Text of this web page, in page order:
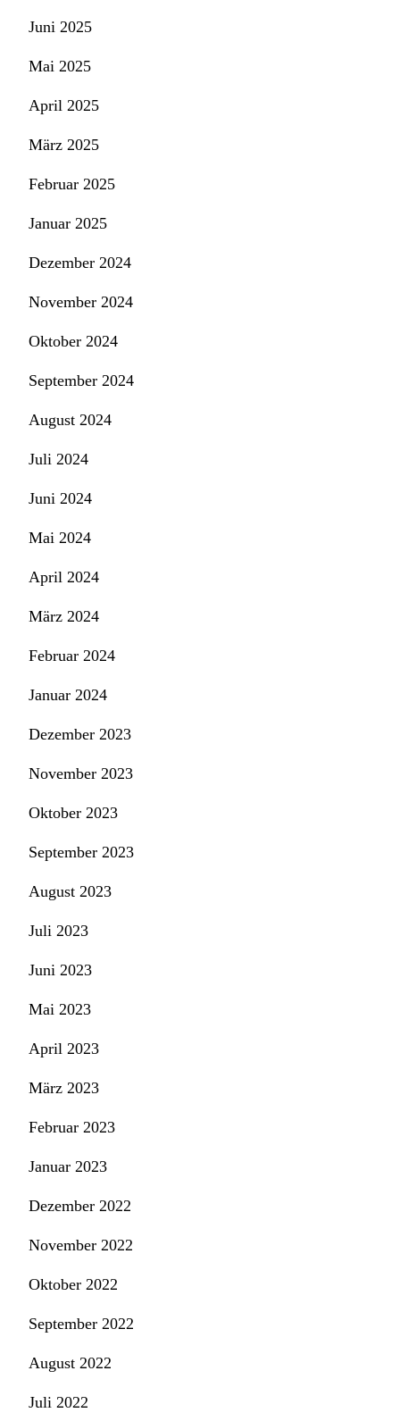
Juni 2025
Mai 2025
April 2025
März 2025
Februar 2025
Januar 2025
Dezember 2024
November 2024
Oktober 2024
September 2024
August 2024
Juli 2024
Juni 2024
Mai 2024
April 2024
März 2024
Februar 2024
Januar 2024
Dezember 2023
November 2023
Oktober 2023
September 2023
August 2023
Juli 2023
Juni 2023
Mai 2023
April 2023
März 2023
Februar 2023
Januar 2023
Dezember 2022
November 2022
Oktober 2022
September 2022
August 2022
Juli 2022